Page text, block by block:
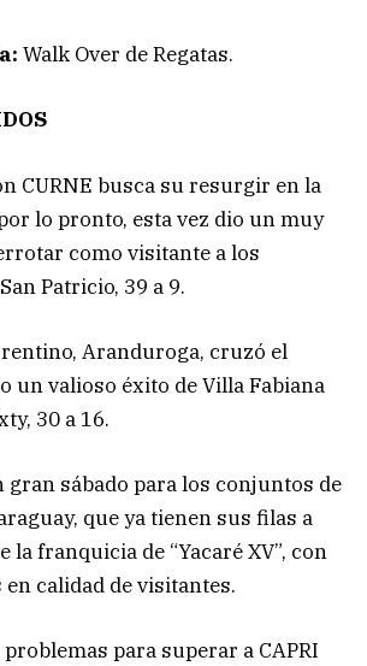
Walk Over de Regatas.
CURNE busca su resurgir en la
lo pronto, esta vez dio un muy
como visitante a los
Patricio, 39 a 9.
Aranduroga, cruzó el
un valioso éxito de Villa Fabiana
30 a 16.
gran sábado para los conjuntos de
que ya tienen sus filas a
la franquicia de “Yacaré XV”, con
calidad de visitantes.
problemas para superar a CAPRI